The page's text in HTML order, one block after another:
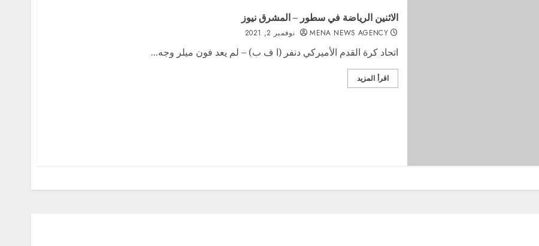
الاثنين الرياضة في سطور – المشرق نيوز
MENA NEWS AGENCY نوفمبر 2, 2021
اتحاد كرة القدم الأميركي دنفر (ا ف ب) – لم يعد فون ميلر وجه...
اقرأ المزيد